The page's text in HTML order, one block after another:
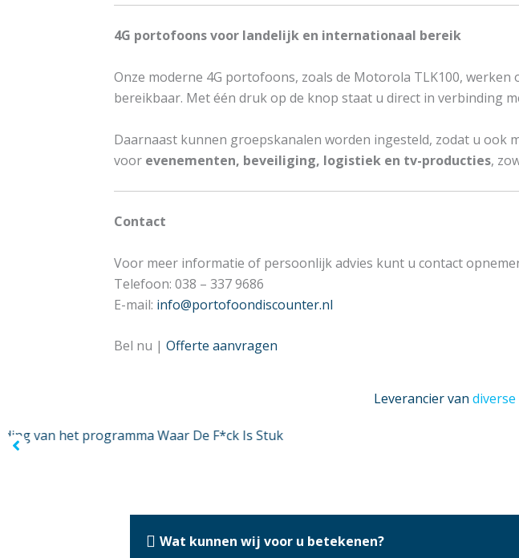
4G portofoons voor landelijk en internationaal bereik
Onze moderne 4G portofoons, zoals de Motorola TLK100,
bereikbaar. Met één druk op de knop staat u direct in verbinding
Daarnaast kunnen groepskanalen worden ingesteld, zodat u ook
voor evenementen, beveiliging, logistiek en tv-producties,
Contact
Voor meer informatie of persoonlijk advies kunt u contact
Telefoon: 038 – 337 9686
E-mail: info@portofoondiscounter.nl
Bel nu | Offerte aanvragen
Leverancier van
Wat kunnen wij voor u betekenen?